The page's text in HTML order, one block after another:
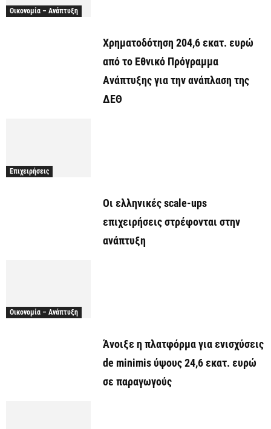
Οικονομία – Ανάπτυξη
Χρηματοδότηση 204,6 εκατ. ευρώ
από το Εθνικό Πρόγραμμα
Ανάπτυξης για την ανάπλαση της
ΔΕΘ
Επιχειρήσεις
Οι ελληνικές scale-ups
επιχειρήσεις στρέφονται στην
ανάπτυξη
Οικονομία – Ανάπτυξη
Άνοιξε η πλατφόρμα για ενισχύσεις
de minimis ύψους 24,6 εκατ. ευρώ
σε παραγωγούς